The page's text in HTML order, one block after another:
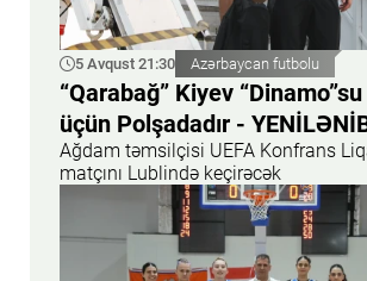
5 Avqust 21:30 Azərbaycan futbolu
“Qarabağ” Kiyev
üçün Polşadadır -
Ağdam təmsilçisi UEFA Konfrans
matçını Lublində keçirəcək